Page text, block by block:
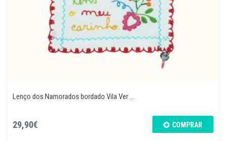
Lenço dos Namorados bordado Vila Ver ...
29,90€ COMPRAR